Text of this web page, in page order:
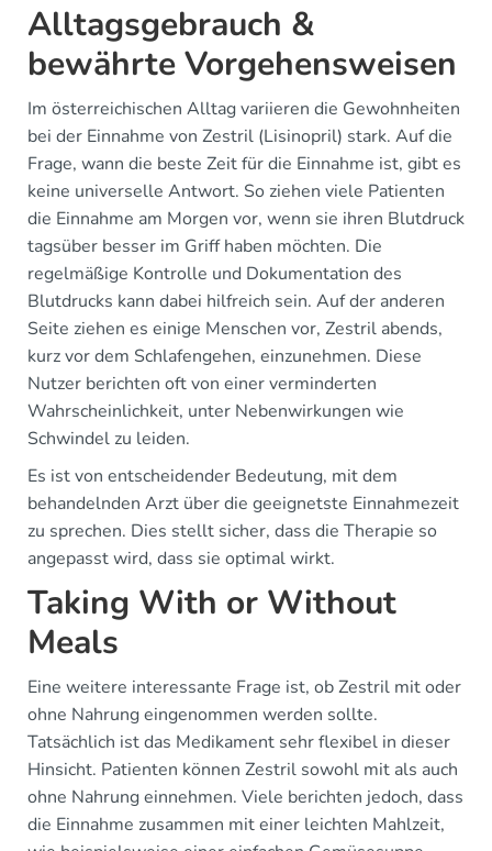
Alltagsgebrauch &
bewährte Vorgehensweisen
Im österreichischen Alltag variieren die Gewohnheiten
bei der Einnahme von Zestril (Lisinopril) stark. Auf die
Frage, wann die beste Zeit für die Einnahme ist, gibt es
keine universelle Antwort. So ziehen viele Patienten
die Einnahme am Morgen vor, wenn sie ihren Blutdruck
tagsüber besser im Griff haben möchten. Die
regelmäßige Kontrolle und Dokumentation des
Blutdrucks kann dabei hilfreich sein. Auf der anderen
Seite ziehen es einige Menschen vor, Zestril abends,
kurz vor dem Schlafengehen, einzunehmen. Diese
Nutzer berichten oft von einer verminderten
Wahrscheinlichkeit, unter Nebenwirkungen wie
Schwindel zu leiden.
Es ist von entscheidender Bedeutung, mit dem
behandelnden Arzt über die geeignetste Einnahmezeit
zu sprechen. Dies stellt sicher, dass die Therapie so
angepasst wird, dass sie optimal wirkt.
Taking With or Without
Meals
Eine weitere interessante Frage ist, ob Zestril mit oder
ohne Nahrung eingenommen werden sollte.
Tatsächlich ist das Medikament sehr flexibel in dieser
Hinsicht. Patienten können Zestril sowohl mit als auch
ohne Nahrung einnehmen. Viele berichten jedoch, dass
die Einnahme zusammen mit einer leichten Mahlzeit,